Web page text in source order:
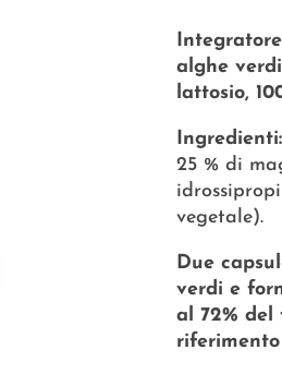
alghe
lattosio,
Ingredienti:
25 % di
vegetale).
Due
verdi e
al 72% del